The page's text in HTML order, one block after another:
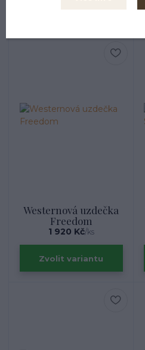
Zvolit variantu
Westernová uzdečka
Freedom
1 920 Kč/ks
Zvolit variantu